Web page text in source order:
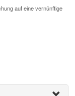
auf eine vernünftige